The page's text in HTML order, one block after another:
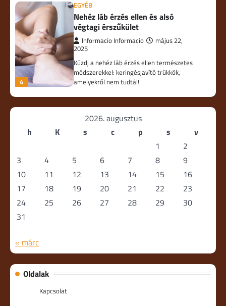
4
EGYÉB
Nehéz láb érzés ellen és alsó
végtagi érszűkület
Informacio Informacio
május 22,
2025
Küzdj a nehéz láb érzés ellen természetes
módszerekkel: keringésjavító trükkök,
amelyekről nem tudtál!
2026. augusztus
h
K s c p s
v
1
2
3
4 5 6 7 8
9
10
11 12 13 14 15
16
17
18 19 20 21 22
23
24
25 26 27 28 29
30
31
« márc
Oldalak
Kapcsolat